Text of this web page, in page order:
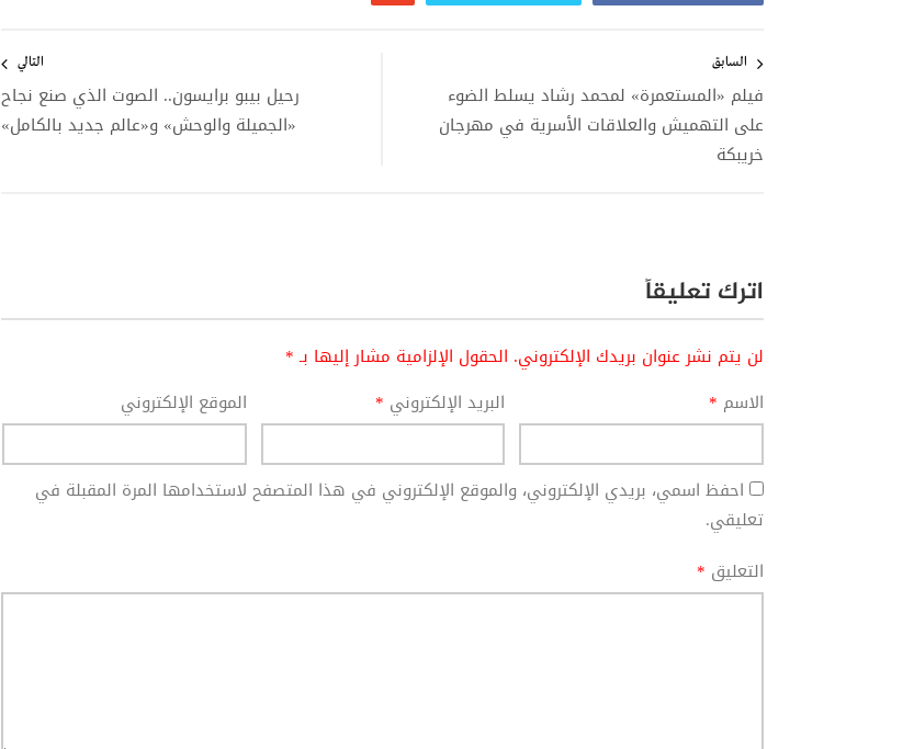
المقالات
السابق
فيلم «المستعمرة» لمحمد رشاد يسلط الضوء
على التهميش والعلاقات الأسرية في مهرجان
خريبكة
التالي
رحيل بيبو برايسون.. الصوت الذي صنع نجاح
«الجميلة والوحش» و«عالم جديد بالكامل»
اترك تعليقاً
لن يتم نشر عنوان بريدك الإلكتروني. الحقول الإلزامية مشار إليها بـ*
الاسم * البريد الإلكتروني * الموقع الإلكتروني
احفظ اسمي، بريدي الإلكتروني، والموقع الإلكتروني في هذا المتصفح لاستخدامها المرة المقبلة في
تعليقي.
التعليق *